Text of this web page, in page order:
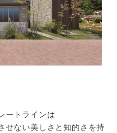
シー サイトマップ
ートラインは
せない美しさと知的さを持